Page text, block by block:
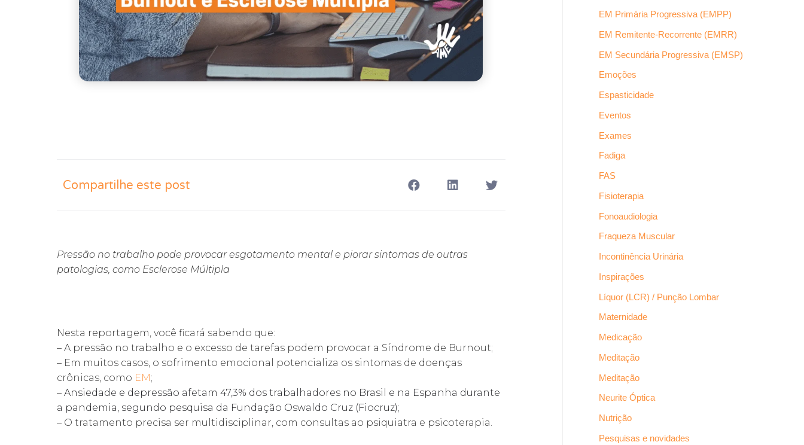
Compartilhe este post
Pressão no trabalho pode provocar esgotamento mental e piorar sintomas de outras
patologias, como Esclerose Múltipla
Nesta reportagem, você ficará sabendo que:
– A pressão no trabalho e o excesso de tarefas podem provocar a Síndrome de Burnout;
– Em muitos casos, o sofrimento emocional potencializa os sintomas de doenças
crônicas, como EM;
– Ansiedade e depressão afetam 47,3% dos trabalhadores no Brasil e na Espanha durante
a pandemia, segundo pesquisa da Fundação Oswaldo Cruz (Fiocruz);
– O tratamento precisa ser multidisciplinar, com consultas ao psiquiatra e psicoterapia.
EM Primária Progressiva (EMPP)
EM Remitente-Recorrente (EMRR)
EM Secundária Progressiva (EMSP)
Emoções
Espasticidade
Eventos
Exames
Fadiga
FAS
Fisioterapia
Fonoaudiologia
Fraqueza Muscular
Incontinência Urinária
Inspirações
Líquor (LCR) / Punção Lombar
Maternidade
Medicação
Meditação
Meditação
Neurite Óptica
Nutrição
Pesquisas e novidades